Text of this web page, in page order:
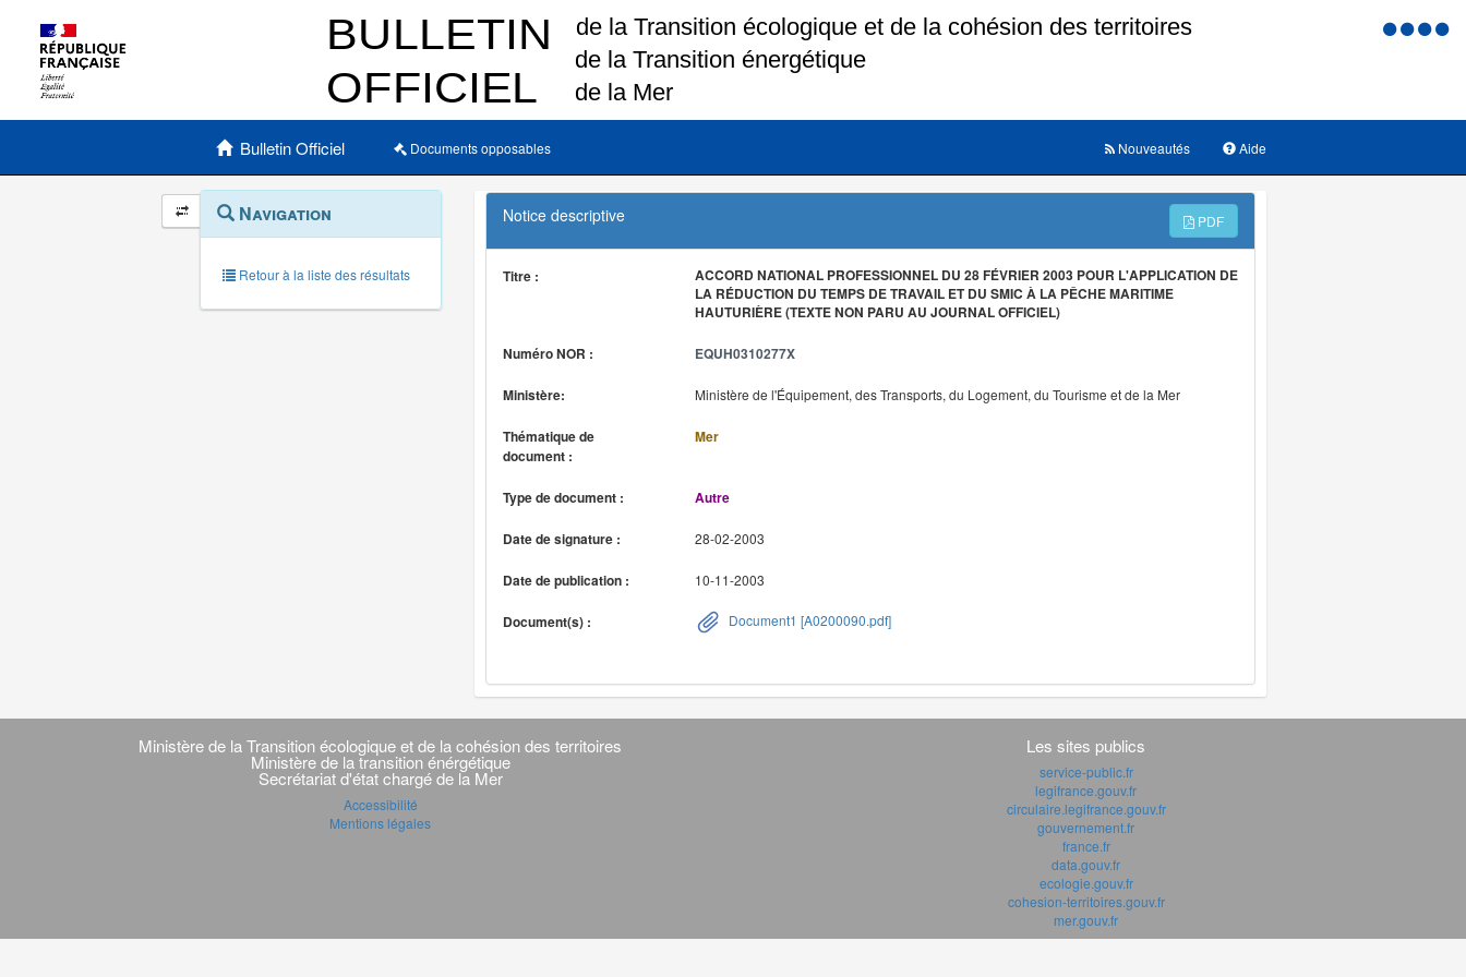
Menu
Menu principal
Bulletin Officiel Documents opposables Aide
Nouveautés
Navigation
et
outils
annexes
Menu
contextuel
Navigation
Retour à la liste des résultats
Notice descriptive PDF
Titre :
ACCORD NATIONAL PROFESSIONNEL DU 28 FÉVRIER 2003 POUR L'APPLICATION DE
LA RÉDUCTION DU TEMPS DE TRAVAIL ET DU SMIC À LA PÊCHE MARITIME
HAUTURIÈRE (TEXTE NON PARU AU JOURNAL OFFICIEL)
Numéro NOR : EQUH0310277X
Ministère: Ministère de l'Équipement, des Transports, du Logement, du Tourisme et de la Mer
Thématique de
document :
Mer
Type de document : Autre
Date de signature : 28-02-2003
Date de publication : 10-11-2003
Document(s) : Document1 [A0200090.pdf]
Navigation
transverseMinistère de la Transition écologique et de la cohésion des territoires
Ministère de la transition énérgétique
Secrétariat d'état chargé de la Mer
Accessibilité
Mentions légales
Les sites publics
service-public.fr
legifrance.gouv.fr
circulaire.legifrance.gouv.fr
gouvernement.fr
france.fr
data.gouv.fr
ecologie.gouv.fr
cohesion-territoires.gouv.fr
mer.gouv.fr